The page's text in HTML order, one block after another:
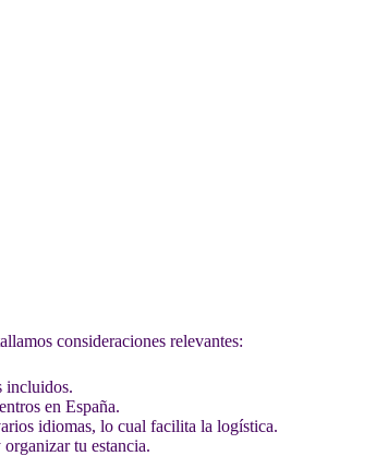
consideraciones relevantes:
incluidos.
en España.
idiomas, lo cual facilita la logística.
tu estancia.